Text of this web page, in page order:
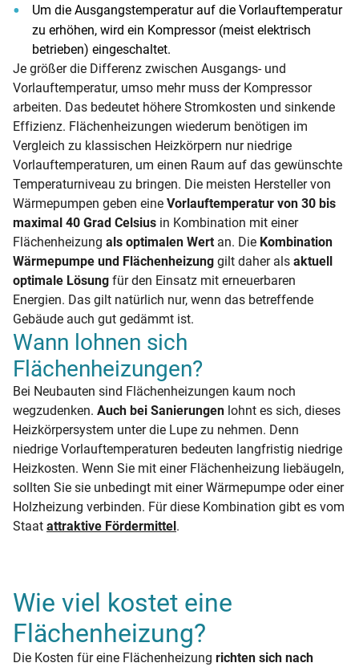
Um die Ausgangstemperatur auf die Vorlauftemperatur
zu erhöhen, wird ein Kompressor (meist elektrisch
betrieben) eingeschaltet.
Je größer die Differenz zwischen Ausgangs- und
Vorlauftemperatur, umso mehr muss der Kompressor
arbeiten. Das bedeutet höhere Stromkosten und sinkende
Effizienz. Flächenheizungen wiederum benötigen im
Vergleich zu klassischen Heizkörpern nur niedrige
Vorlauftemperaturen, um einen Raum auf das gewünschte
Temperaturniveau zu bringen. Die meisten Hersteller von
Wärmepumpen geben eine Vorlauftemperatur von 30 bis
maximal 40 Grad Celsius in Kombination mit einer
Flächenheizung als optimalen Wert an. Die Kombination
Wärmepumpe und Flächenheizung gilt daher als aktuell
optimale Lösung für den Einsatz mit erneuerbaren
Energien. Das gilt natürlich nur, wenn das betreffende
Gebäude auch gut gedämmt ist.
Wann lohnen sich
Flächenheizungen?
Bei Neubauten sind Flächenheizungen kaum noch
wegzudenken. Auch bei Sanierungen lohnt es sich, dieses
Heizkörpersystem unter die Lupe zu nehmen. Denn
niedrige Vorlauftemperaturen bedeuten langfristig niedrige
Heizkosten. Wenn Sie mit einer Flächenheizung liebäugeln,
sollten Sie sie unbedingt mit einer Wärmepumpe oder einer
Holzheizung verbinden. Für diese Kombination gibt es vom
Staat attraktive Fördermittel.
Wie viel kostet eine
Flächenheizung?
Die Kosten für eine Flächenheizung richten sich nach